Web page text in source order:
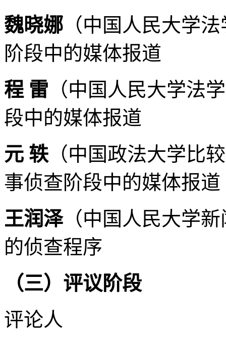
魏晓娜 （中国人民大学
阶段中的媒体报道
程 雷 （中国人民大学法
段中的媒体报道
元 轶 （中国政法大学比
事侦查阶段中的媒体报道
王润泽（中国人民大学
的侦查程序
（三）评议阶段
评论人